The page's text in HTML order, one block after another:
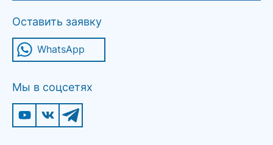
Оставить заявку
WhatsApp
Мы в соцсетях